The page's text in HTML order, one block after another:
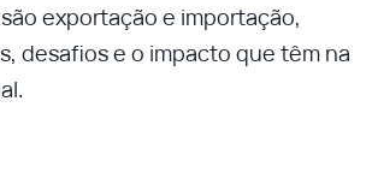
exportação e importação,
desafios e o impacto que têm na